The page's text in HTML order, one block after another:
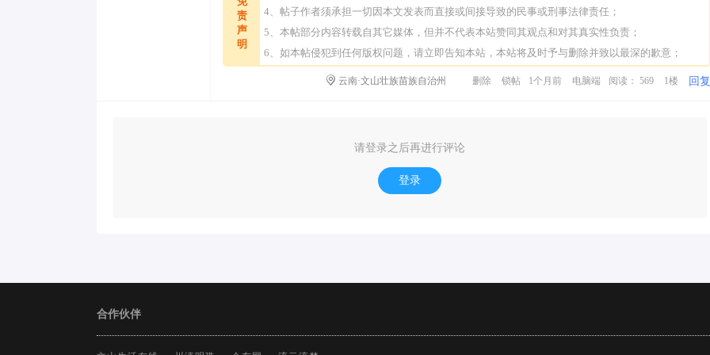
责
声
明
4、帖子作者须承担一切因本文发表而直接或间接导致的民事或刑事法律责任；
5、本帖部分内容转载自其它媒体，但并不代表本站赞同其观点和对其真实性负责；
6、如本帖侵犯到任何版权问题，请立即告知本站，本站将及时予与删除并致以最深的歉意；
云南·文山壮族苗族自治州 删除 锁帖 1个月前 电脑端 阅读： 569 1楼 回复
请登录之后再进行评论
登录
合作伙伴